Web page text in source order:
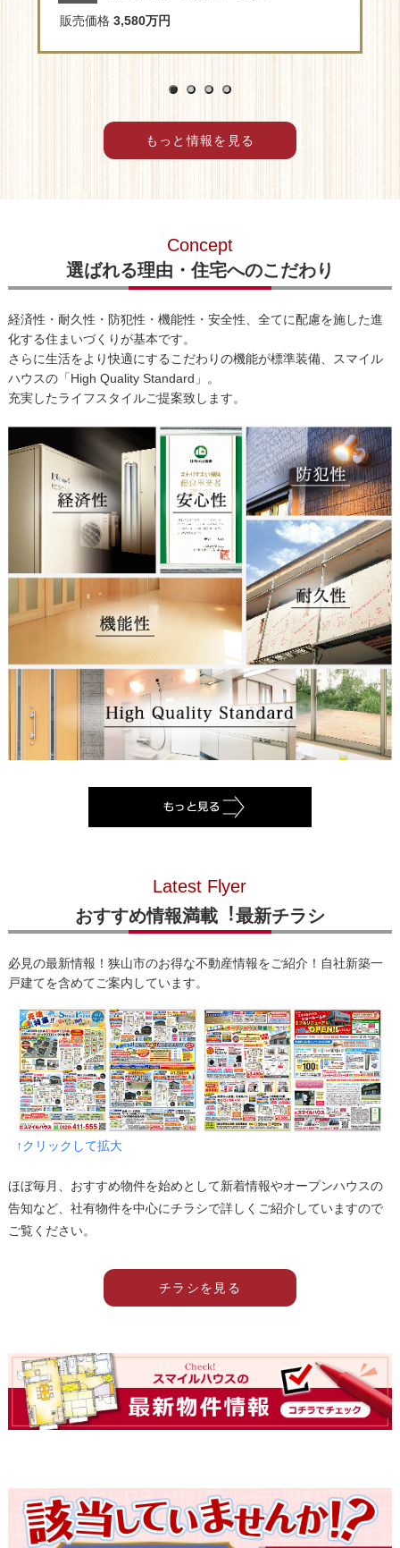
販売価格 3,580万円
1 2 3 4
もっと情報を見る
Concept
選ばれる理由・住宅へのこだわり
経済性・耐久性・防犯性・機能性・安全性、全てに配慮を施した進
化する住まいづくりが基本です。
さらに生活をより快適にするこだわりの機能が標準装備、スマイル
ハウスの「High Quality Standard」。
充実したライフスタイルご提案致します。
Latest Flyer
おすすめ情報満載︕最新チラシ
必見の最新情報！狭山市のお得な不動産情報をご紹介！自社新築一
戸建てを含めてご案内しています。
↑クリックして拡大
ほぼ毎月、おすすめ物件を始めとして新着情報やオープンハウスの
告知など、社有物件を中心にチラシで詳しくご紹介していますので
ご覧ください。
チラシを見る